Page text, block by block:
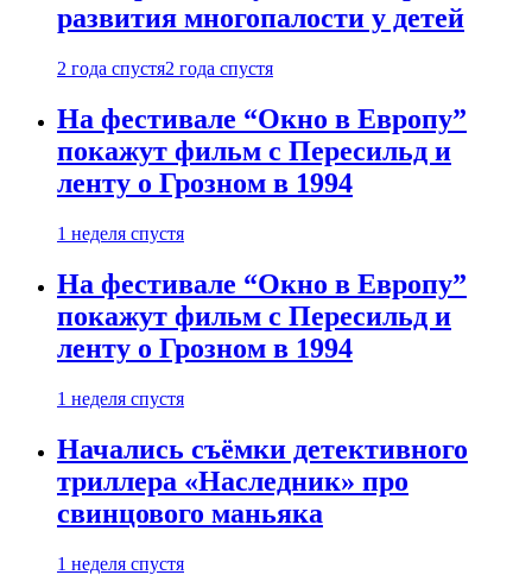
развития многопалости у детей
2 года спустя2 года спустя
На фестивале “Окно в Европу”
покажут фильм с Пересильд и
ленту о Грозном в 1994
1 неделя спустя
На фестивале “Окно в Европу”
покажут фильм с Пересильд и
ленту о Грозном в 1994
1 неделя спустя
Начались съёмки детективного
триллера «Наследник» про
свинцового маньяка
1 неделя спустя